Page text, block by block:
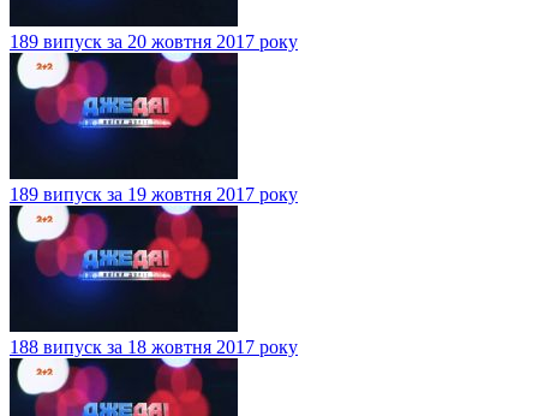
189 випуск за 20 жовтня 2017 року
189 випуск за 19 жовтня 2017 року
188 випуск за 18 жовтня 2017 року